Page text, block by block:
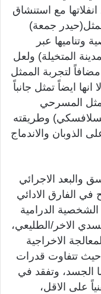
مع استنشاق
جمعة)
عبر
المتخيلة) ولعل
لتجربة الممثل
ايضاً تمثل جانباً
المسرحي
وطريقته
الذوبان والاندماج
والبعد الاجرائي
في الفارق الادائي
الدرامية
الاخر/الطليعي،
الاخراجية
حيث تتفاوت قدرات
الجسد، وتفقد في
على الاقل،